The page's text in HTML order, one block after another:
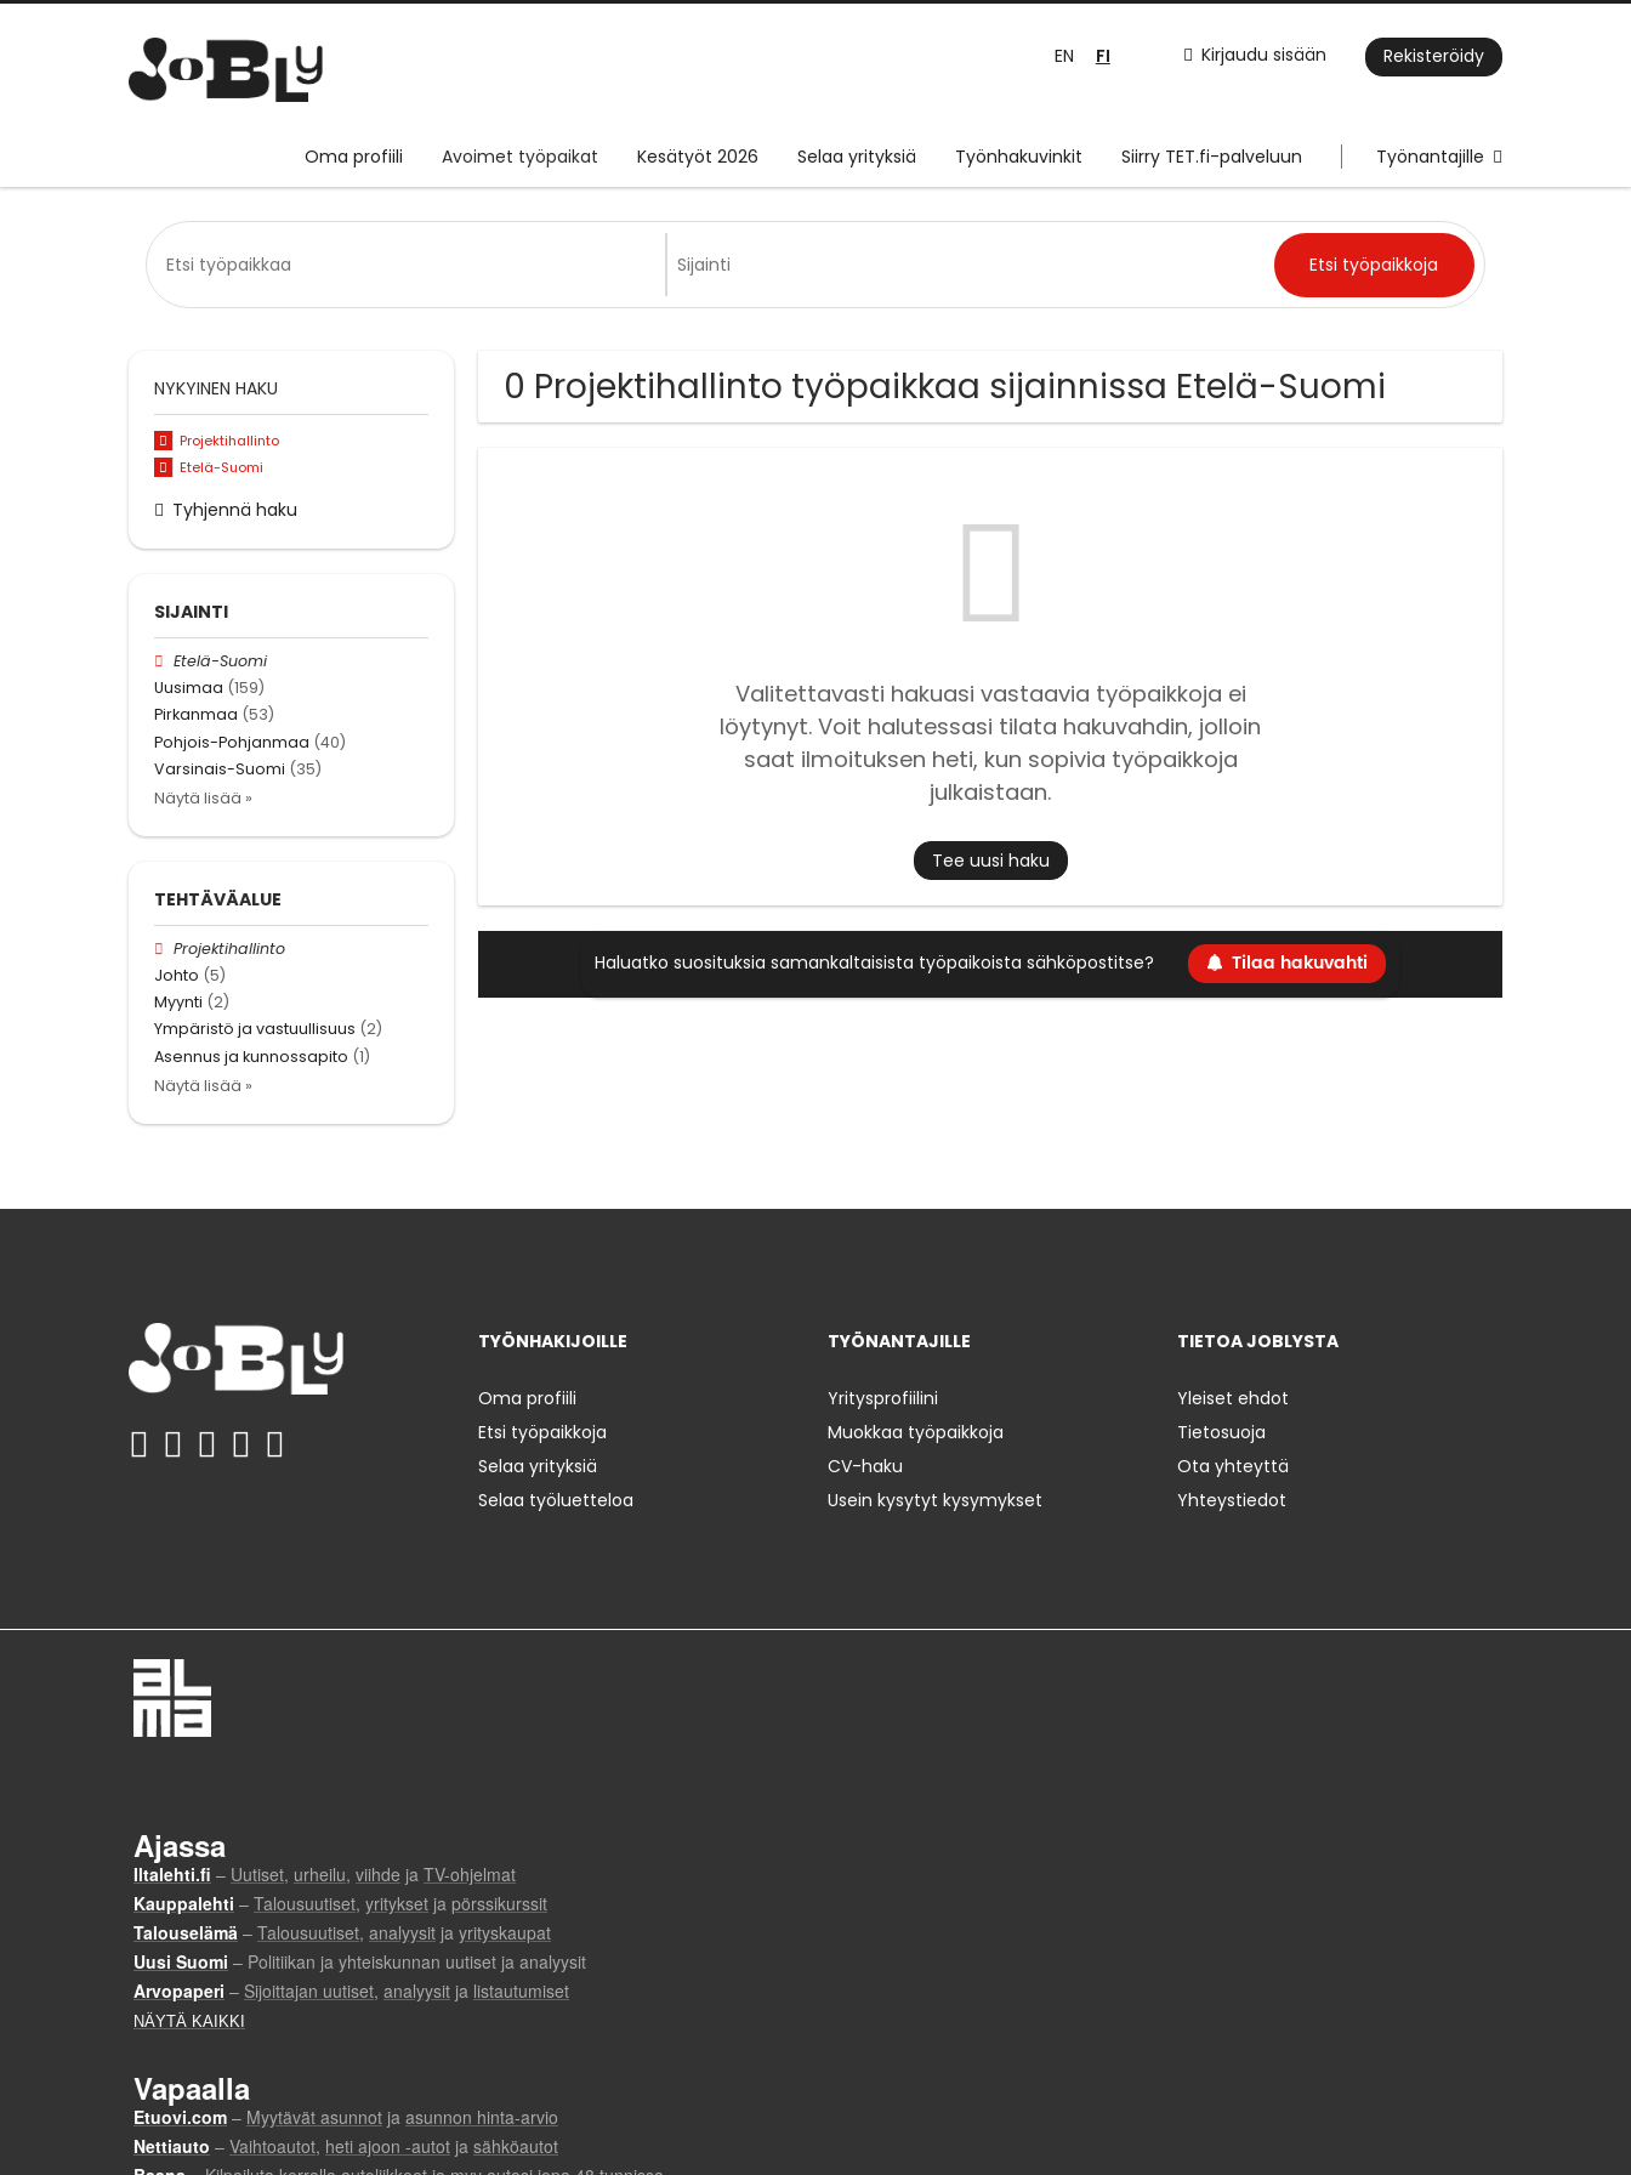
Kirjaudu sisään Rekisteröidy
EN FI
Oma profiili Avoimet työpaikat Kesätyöt 2026 Selaa yrityksiä Työnhakuvinkit Siirry TET.fi-palveluun Työnantajille
0 Projektihallinto työpaikkaa sijainnissa Etelä-Suomi
Valitettavasti hakuasi vastaavia työpaikkoja ei
löytynyt. Voit halutessasi tilata hakuvahdin, jolloin
saat ilmoituksen heti, kun sopivia työpaikkoja
julkaistaan.
Tee uusi haku
Haluatko suosituksia samankaltaisista työpaikoista sähköpostitse? Tilaa hakuvahti
NYKYINEN HAKU
Projektihallinto
Etelä-Suomi
Tyhjennä haku
SIJAINTI
Etelä-Suomi
Uusimaa (159)
Pirkanmaa (53)
Pohjois-Pohjanmaa (40)
Varsinais-Suomi (35)
Näytä lisää »
TEHTÄVÄALUE
Projektihallinto
Johto (5)
Myynti (2)
Ympäristö ja vastuullisuus (2)
Asennus ja kunnossapito (1)
Näytä lisää »
TYÖNHAKIJOILLE
Oma profiili
Etsi työpaikkoja
Selaa yrityksiä
Selaa työluetteloa
TYÖNANTAJILLE
Yritysprofiilini
Muokkaa työpaikkoja
CV-haku
Usein kysytyt kysymykset
TIETOA JOBLYSTA
Yleiset ehdot
Tietosuoja
Ota yhteyttä
Yhteystiedot